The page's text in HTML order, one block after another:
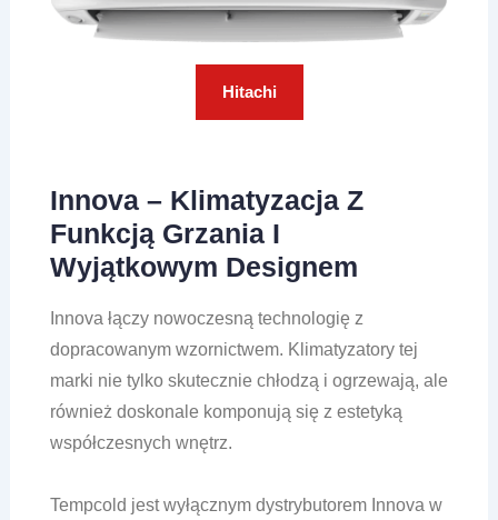
Hitachi
Innova – Klimatyzacja Z
Funkcją Grzania I
Wyjątkowym Designem
Innova łączy nowoczesną technologię z
dopracowanym wzornictwem. Klimatyzatory tej
marki nie tylko skutecznie chłodzą i ogrzewają, ale
również doskonale komponują się z estetyką
współczesnych wnętrz.
Tempcold jest wyłącznym dystrybutorem Innova w